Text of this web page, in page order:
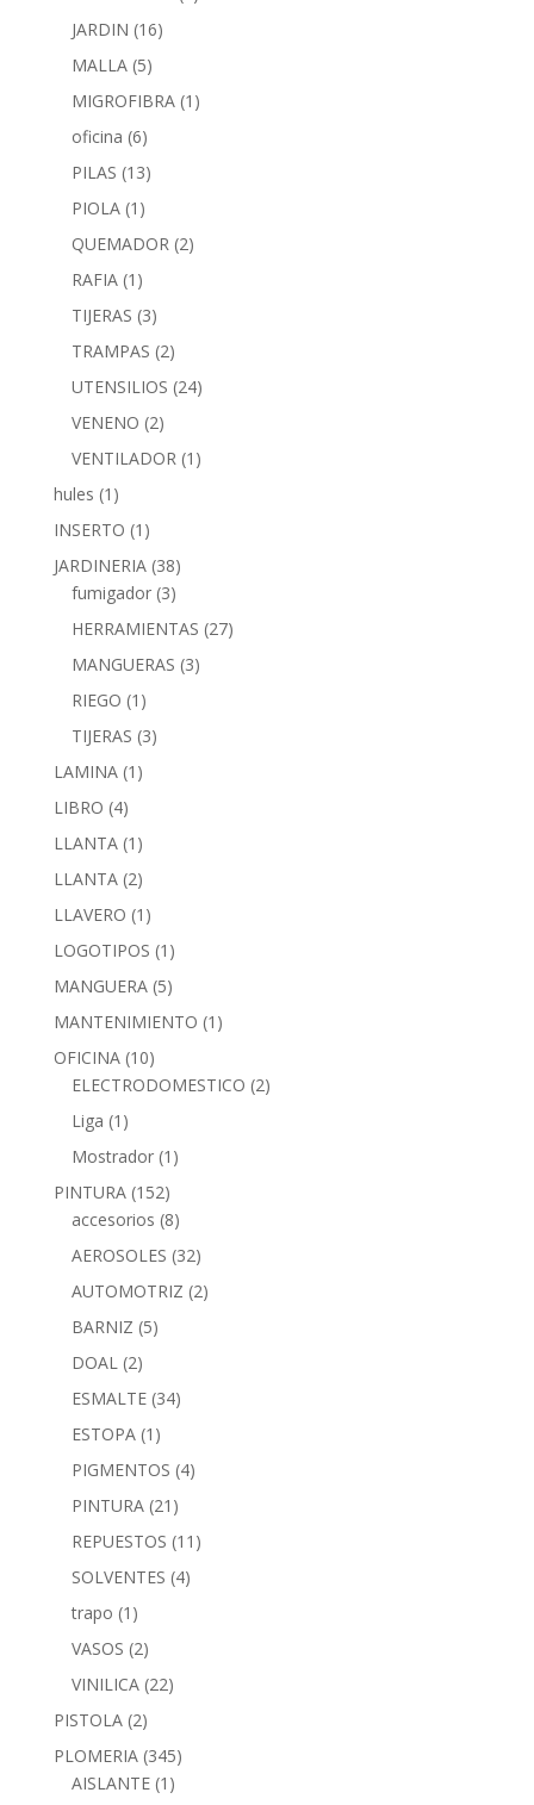
JARDIN (16)
MALLA (5)
MIGROFIBRA (1)
oficina (6)
PILAS (13)
PIOLA (1)
QUEMADOR (2)
RAFIA (1)
TIJERAS (3)
TRAMPAS (2)
UTENSILIOS (24)
VENENO (2)
VENTILADOR (1)
hules (1)
INSERTO (1)
JARDINERIA (38)
fumigador (3)
HERRAMIENTAS (27)
MANGUERAS (3)
RIEGO (1)
TIJERAS (3)
LAMINA (1)
LIBRO (4)
LLANTA (1)
LLANTA (2)
LLAVERO (1)
LOGOTIPOS (1)
MANGUERA (5)
MANTENIMIENTO (1)
OFICINA (10)
ELECTRODOMESTICO (2)
Liga (1)
Mostrador (1)
PINTURA (152)
accesorios (8)
AEROSOLES (32)
AUTOMOTRIZ (2)
BARNIZ (5)
DOAL (2)
ESMALTE (34)
ESTOPA (1)
PIGMENTOS (4)
PINTURA (21)
REPUESTOS (11)
SOLVENTES (4)
trapo (1)
VASOS (2)
VINILICA (22)
PISTOLA (2)
PLOMERIA (345)
AISLANTE (1)